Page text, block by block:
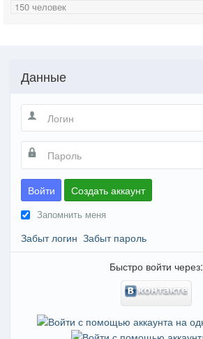
150 человек
Данные
Войти Создать аккаунт
Запомнить меня
Забыт логин Забыт пароль
Быстро войти через: